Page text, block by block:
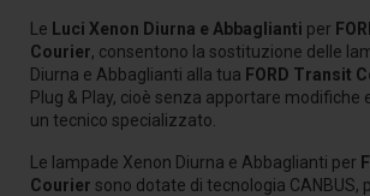
Le Luci Xenon Diurna e Abbaglianti per
Courier, consentono la sostituzione delle
Diurna e Abbaglianti alla tua FORD Transit
Plug & Play, cioè senza apportare modifiche
un tecnico specializzato.
Le lampade Xenon Diurna e Abbaglianti per
Courier sono dotate di tecnologia CANBUS,